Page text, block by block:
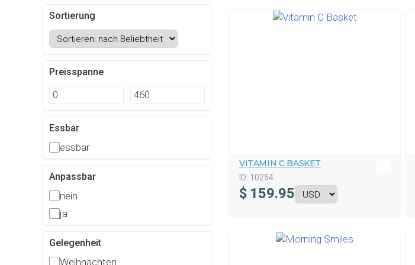
Sortierung
Preisspanne
Essbar
essbar
Anpassbar
nein
ja
Gelegenheit
Weihnachten
VITAMIN C BASKET
ID: 10254
$ 159.95